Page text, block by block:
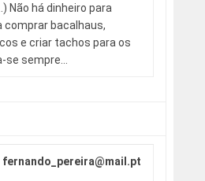
Não há dinheiro para
comprar bacalhaus,
e criar tachos para os
se sempre…
fernando_pereira@mail.pt